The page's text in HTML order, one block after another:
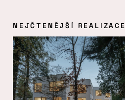
NEJČTENĚJŠÍ REALIZACE